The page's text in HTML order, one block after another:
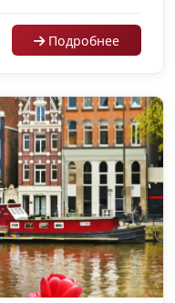
Подробнее